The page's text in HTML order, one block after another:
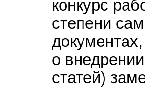
конкурс
степени
о
статей)